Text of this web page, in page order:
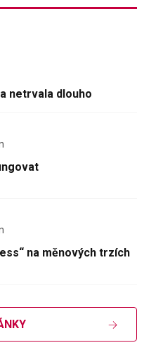
netrvala dlouho
na měnových trzích